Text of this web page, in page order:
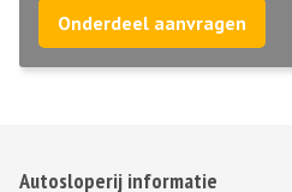
Onderdeel aanvragen
Autosloperij informatie